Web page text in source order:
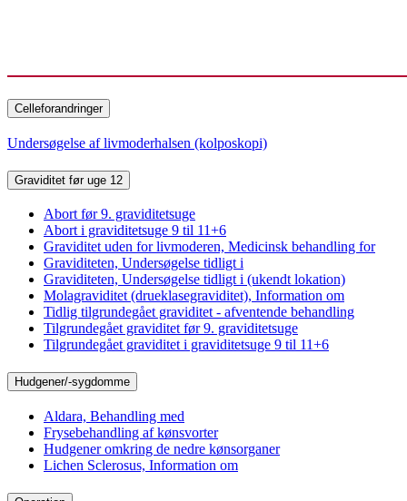
Celleforandringer
Undersøgelse af livmoderhalsen (kolposkopi)
Graviditet før uge 12
Abort før 9. graviditetsuge
Abort i graviditetsuge 9 til 11+6
Graviditet uden for livmoderen, Medicinsk behandling for
Graviditeten, Undersøgelse tidligt i
Graviditeten, Undersøgelse tidligt i (ukendt lokation)
Molagraviditet (drueklasegraviditet), Information om
Tidlig tilgrundegået graviditet - afventende behandling
Tilgrundegået graviditet før 9. graviditetsuge
Tilgrundegået graviditet i graviditetsuge 9 til 11+6
Hudgener/-sygdomme
Aldara, Behandling med
Frysebehandling af kønsvorter
Hudgener omkring de nedre kønsorganer
Lichen Sclerosus, Information om